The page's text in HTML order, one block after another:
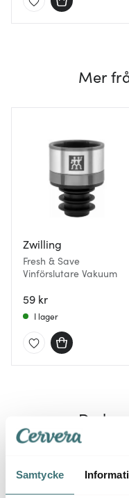
Samtycke
Mer
Zwilling
Fresh & Save
Vinförslutare Vakuum
59 kr
I lager
Du